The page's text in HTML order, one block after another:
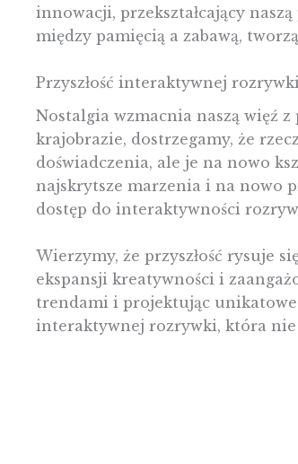
innowacji, przekształcający
między pamięcią a zabawą,
Przyszłość interaktywnej
Nostalgia wzmacnia naszą więź
krajobrazie, dostrzegamy, że
doświadczenia, ale je na nowo
najskrytsze marzenia i na nowo
dostęp do interaktywności
Wierzymy, że przyszłość rysuje
ekspansji kreatywności i
trendami i projektując unikatowe
interaktywnej rozrywki, która nie